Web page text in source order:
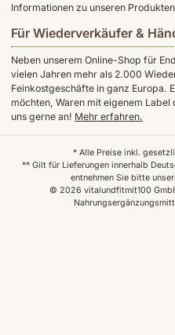
Informationen zu unseren
Für Wiederverkäufer &
Neben unserem Online-Shop für
vielen Jahren mehr als 2.000
Feinkostgeschäfte in ganz Europa.
möchten, Waren mit eigenem
uns gerne an! Mehr erfahren.
© 2026 vitalundfitmit100
* Alle Preise inkl.
** Gilt für Lieferungen innerhalb
entnehmen Sie bitte